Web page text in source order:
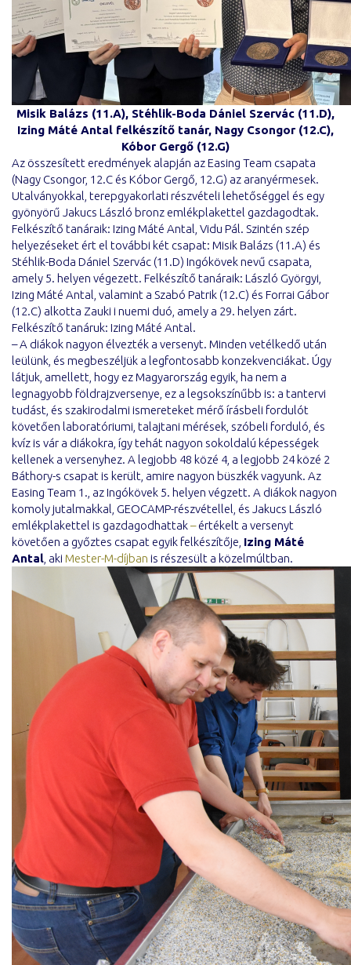
Misik Balázs (11.A), Stéhlik-Boda Dániel Szervác (11.D),
Izing Máté Antal felkészítő tanár, Nagy Csongor (12.C),
Kóbor Gergő (12.G)
Az összesített eredmények alapján az Easing Team csapata
(Nagy Csongor, 12.C és Kóbor Gergő, 12.G) az aranyérmesek.
Utalványokkal, terepgyakorlati részvételi lehetőséggel és egy
gyönyörű Jakucs László bronz emlékplakettel gazdagodtak.
Felkészítő tanáraik: Izing Máté Antal, Vidu Pál. Szintén szép
helyezéseket ért el további két csapat: Misik Balázs (11.A) és
Stéhlik-Boda Dániel Szervác (11.D) Ingókövek nevű csapata,
amely 5. helyen végezett. Felkészítő tanáraik: László Györgyi,
Izing Máté Antal, valamint a Szabó Patrik (12.C) és Forrai Gábor
(12.C) alkotta Zauki i nuemi duó, amely a 29. helyen zárt.
Felkészítő tanáruk: Izing Máté Antal.
– A diákok nagyon élvezték a versenyt. Minden vetélkedő után
leülünk, és megbeszéljük a legfontosabb konzekvenciákat. Úgy
látjuk, amellett, hogy ez Magyarország egyik, ha nem a
legnagyobb földrajzversenye, ez a legsokszínűbb is: a tantervi
tudást, és szakirodalmi ismereteket mérő írásbeli fordulót
követően laboratóriumi, talajtani mérések, szóbeli forduló, és
kvíz is vár a diákokra, így tehát nagyon sokoldalú képességek
kellenek a versenyhez. A legjobb 48 közé 4, a legjobb 24 közé 2
Báthory-s csapat is került, amire nagyon büszkék vagyunk. Az
Easing Team 1., az Ingókövek 5. helyen végzett. A diákok nagyon
komoly jutalmakkal, GEOCAMP-részvétellel, és Jakucs László
emlékplakettel is gazdagodhattak–értékelt a versenyt
követően a győztes csapat egyik felkészítője, Izing Máté
Antal , aki Mester-M-díjban is részesült a közelmúltban.